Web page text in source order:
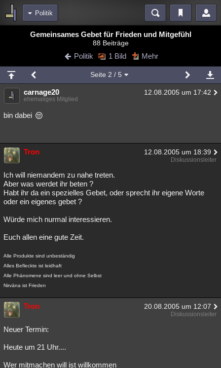
Politik
Blogs
Chat Wiki Neuigkeiten
meine Rubriken
Menschen Wissenschaft Mystery Kriminalfälle
Spiritualität
weitere Rubriken
Philosophie Literatur
Astronomie Helpdesk
Musik Clash Verbesserungen
Übersichten
Gemeinsames Gebet für Frieden und Mitgefühl
88 Beiträge
Politik 1 Bild Mehr
Seite 2 / 5
carnage20 12.08.2005 um 17:42
ehemaliges Mitglied
bin dabei
Tron 12.08.2005 um 18:39
Diskussionsleiter
Ich will niemandem zu nahe treten.
Aber was werdet ihr beten ?
Habt ihr da ein spezielles Gebet, oder sprecht ihr eigene Worte
oder ein eigenes gebet ?
Würde mich nurmal interessieren.
Euch allen eine gute Zeit.
Alle Produkte sind unbeständig
Alles Befleckte ist leidhaft
Alle Phänomene sind leer und ohne Selbst
Nirvāna ist Frieden
Tron 20.08.2005 um 12:07
Diskussionsleiter
Neuer Termin:
Heute um 21 Uhr....
Wer mitmachen will ist willkommen